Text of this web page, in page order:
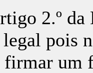
2.º da
legal pois
firmar um